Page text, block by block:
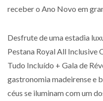
receber o Ano Novo em
Desfrute de uma estadia
Pestana Royal All Inclusive
Tudo Incluído + Gala de
gastronomia madeirense e
céus se iluminam com um